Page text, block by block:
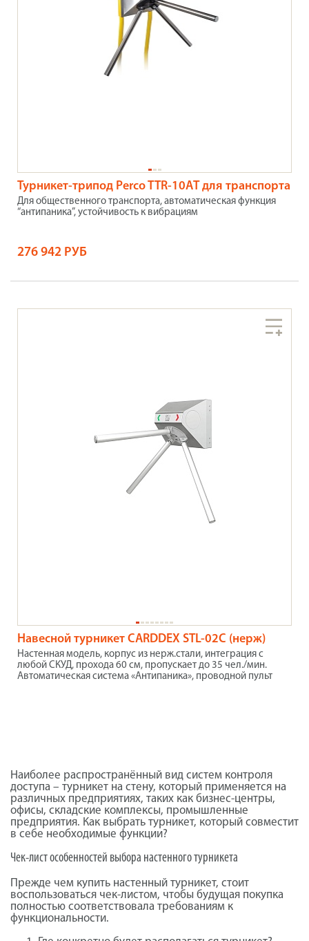
Турникет-трипод Perco TTR-10АT для транспорта
Для общественного транспорта, автоматическая функция
“антипаника”, устойчивость к вибрациям
276 942 РУБ
Навесной турникет CARDDEX STL-02C (нерж)
Настенная модель, корпус из нерж.стали, интеграция с
любой СКУД, прохода 60 см, пропускает до 35 чел./мин.
Автоматическая система «Антипаника», проводной пульт
Наиболее распространённый вид систем контроля
доступа – турникет на стену, который применяется на
различных предприятиях, таких как бизнес-центры,
офисы, складские комплексы, промышленные
предприятия. Как выбрать турникет, который совместит
в себе необходимые функции?
Чек-лист особенностей выбора настенного турникета
Прежде чем купить настенный турникет, стоит
воспользоваться чек-листом, чтобы будущая покупка
полностью соответствовала требованиям к
функциональности.